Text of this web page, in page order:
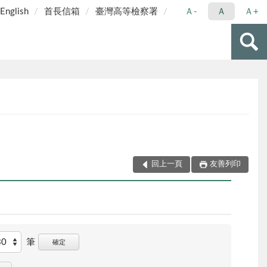
English 首長信箱 臺灣高等檢察署 Ａ- Ａ Ａ+
回上一頁 友善列印
筆 確定